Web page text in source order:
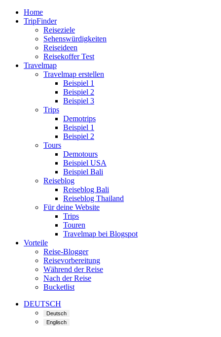
Home
TripFinder
Reiseziele
Sehenswürdigkeiten
Reiseideen
Reisekoffer Test
Travelmap
Travelmap erstellen
Beispiel 1
Beispiel 2
Beispiel 3
Trips
Demotrips
Beispiel 1
Beispiel 2
Tours
Demotours
Beispiel USA
Beispiel Bali
Reiseblog
Reiseblog Bali
Reiseblog Thailand
Für deine Website
Trips
Touren
Travelmap bei Blogspot
Vorteile
Reise-Blogger
Reisevorbereitung
Während der Reise
Nach der Reise
Bucketlist
DEUTSCH